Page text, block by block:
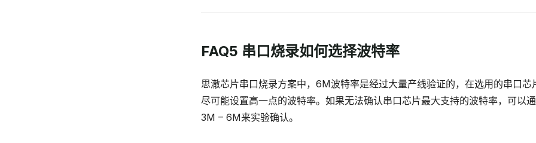
FAQ5 串口烧录如何选择波特率
思澈芯片串口烧录方案中，6M波特率是经过大量产线验证的，在选用的串口芯
尽可能设置高一点的波特率。如果无法确认串口芯片最大支持的波特率，可以
3M – 6M来实验确认。